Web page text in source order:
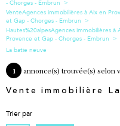
Vente
Hautes%20alpes
La batie neuve
1 annonce(s) trouvée(s) selon
Vente immobilière
Trier par